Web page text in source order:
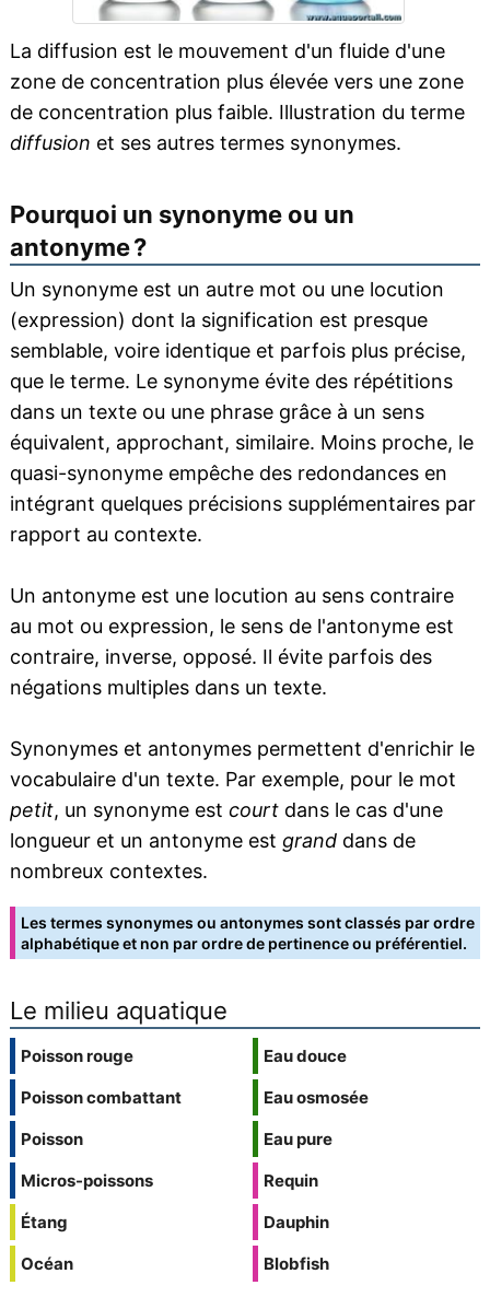
La diffusion est le mouvement d'un fluide d'une
zone de concentration plus élevée vers une zone
de concentration plus faible. Illustration du terme
diffusion et ses autres termes synonymes.
Pourquoi un synonyme ou un
antonyme ?
Un synonyme est un autre mot ou une locution
(expression) dont la signification est presque
semblable, voire identique et parfois plus précise,
que le terme. Le synonyme évite des répétitions
dans un texte ou une phrase grâce à un sens
équivalent, approchant, similaire. Moins proche, le
quasi-synonyme empêche des redondances en
intégrant quelques précisions supplémentaires par
rapport au contexte.
Un antonyme est une locution au sens contraire
au mot ou expression, le sens de l'antonyme est
contraire, inverse, opposé. Il évite parfois des
négations multiples dans un texte.
Synonymes et antonymes permettent d'enrichir le
vocabulaire d'un texte. Par exemple, pour le mot
petit, un synonyme est courtdans le cas d'une
longueur et un antonyme est granddans de
nombreux contextes.
Les termes synonymes ou antonymes sont classés par ordre
alphabétique et non par ordre de pertinence ou préférentiel.
Le milieu aquatique
Poisson rouge
Poisson combattant
Poisson
Micros-poissons
Étang
Océan
Eau douce
Eau osmosée
Eau pure
Requin
Dauphin
Blobfish